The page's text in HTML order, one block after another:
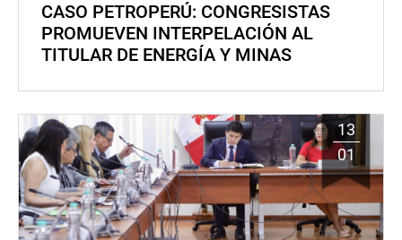
CASO PETROPERÚ: CONGRESISTAS
PROMUEVEN INTERPELACIÓN AL
TITULAR DE ENERGÍA Y MINAS
13
01